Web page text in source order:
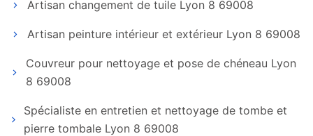
Artisan changement de tuile Lyon 8 69008
Artisan peinture intérieur et extérieur Lyon 8 69008
Couvreur pour nettoyage et pose de chéneau Lyon
8 69008
Spécialiste en entretien et nettoyage de tombe et
pierre tombale Lyon 8 69008